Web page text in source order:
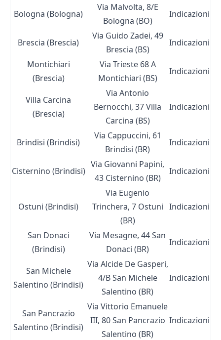
Bologna (Bologna)
Via Malvolta, 8/E
Bologna (BO)
Indicazioni
Brescia (Brescia)
Via Guido Zadei, 49
Brescia (BS)
Indicazioni
Montichiari
(Brescia)
Via Trieste 68 A
Montichiari (BS)
Indicazioni
Villa Carcina
(Brescia)
Via Antonio
Bernocchi, 37 Villa
Carcina (BS)
Indicazioni
Brindisi (Brindisi)
Via Cappuccini, 61
Brindisi (BR)
Indicazioni
Cisternino (Brindisi)
Via Giovanni Papini,
43 Cisternino (BR)
Indicazioni
Ostuni (Brindisi)
Via Eugenio
Trinchera, 7 Ostuni
(BR)
Indicazioni
San Donaci
(Brindisi)
Via Mesagne, 44 San
Donaci (BR)
Indicazioni
San Michele
Salentino (Brindisi)
Via Alcide De Gasperi,
4/B San Michele
Salentino (BR)
Indicazioni
San Pancrazio
Salentino (Brindisi)
Via Vittorio Emanuele
III, 80 San Pancrazio
Salentino (BR)
Indicazioni